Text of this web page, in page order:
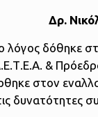
Δρ.
λόγος δόθηκε
&
στον
δυνατότητες